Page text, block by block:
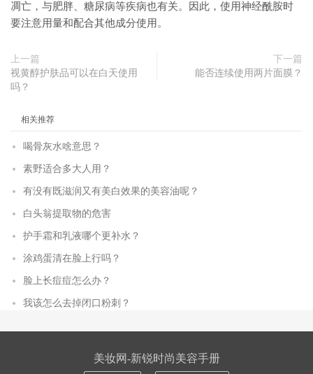
凋亡，与肥胖、糖尿病等疾病也有关。因此，使用神经酰胺时
要注意用量和配合其他成分使用。
上一篇
视黄醇护肤品可以在白天使用
吗？
下一篇
能否连续使用两片面膜？
相关推荐
喝骨灰水啥意思？
素野适合多大人用？
有没有既滋润又有美白效果的美容油呢？
白头翁提取物的危害
护手霜和乳液哪个更补水？
涂鸡蛋清在脸上行吗？
脸上长痘痘怎么办？
我该怎么去掉闭口粉刺？
美妆网-新锐时尚美容手册